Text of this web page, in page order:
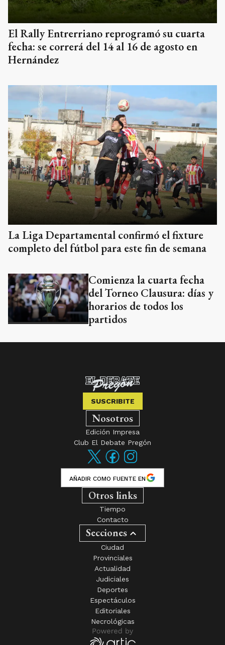
El Rally Entrerriano reprogramó su cuarta
fecha: se correrá del 14 al 16 de agosto en
Hernández
La Liga Departamental confirmó el fixture
completo del fútbol para este fin de semana
Comienza la cuarta fecha
del Torneo Clausura: días y
horarios de todos los
partidos
SUSCRIBITE
Nosotros
Edición Impresa
Club El Debate Pregón
AÑADIR COMO FUENTE EN
Otros links
Tiempo
Contacto
Secciones
Ciudad
Provinciales
Actualidad
Judiciales
Deportes
Espectáculos
Editoriales
Necrológicas